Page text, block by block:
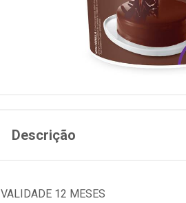
Descrição
VALIDADE 12 MESES